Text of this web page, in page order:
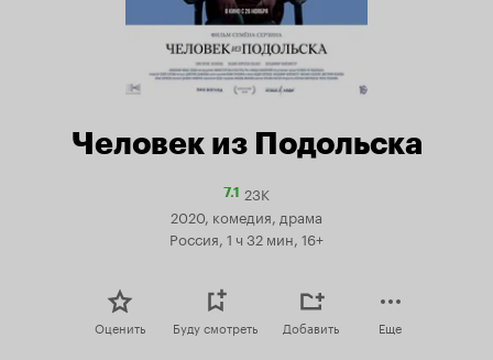
Человек из Подольска
7.1Рейтинг
23K
2020, комедия, драма
Россия, 1 ч 32 мин, 16+
Оценить Буду смотреть Добавить Еще